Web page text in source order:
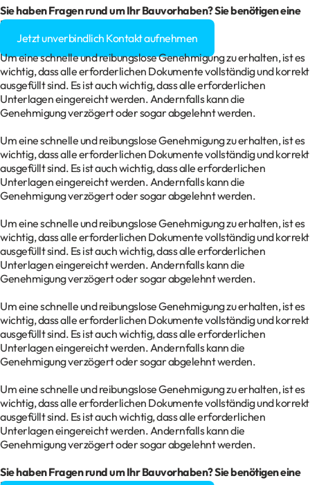
Sie haben Fragen rund um Ihr Bauvorhaben? Sie benötigen eine
Baugenehmigung?
Jetzt unverbindlich Kontakt aufnehmen
Um eine schnelle und reibungslose Genehmigung zu erhalten, ist es
wichtig, dass alle erforderlichen Dokumente vollständig und korrekt
ausgefüllt sind. Es ist auch wichtig, dass alle erforderlichen
Unterlagen eingereicht werden. Andernfalls kann die
Genehmigung verzögert oder sogar abgelehnt werden.
Um eine schnelle und reibungslose Genehmigung zu erhalten, ist es
wichtig, dass alle erforderlichen Dokumente vollständig und korrekt
ausgefüllt sind. Es ist auch wichtig, dass alle erforderlichen
Unterlagen eingereicht werden. Andernfalls kann die
Genehmigung verzögert oder sogar abgelehnt werden.
Um eine schnelle und reibungslose Genehmigung zu erhalten, ist es
wichtig, dass alle erforderlichen Dokumente vollständig und korrekt
ausgefüllt sind. Es ist auch wichtig, dass alle erforderlichen
Unterlagen eingereicht werden. Andernfalls kann die
Genehmigung verzögert oder sogar abgelehnt werden.
Um eine schnelle und reibungslose Genehmigung zu erhalten, ist es
wichtig, dass alle erforderlichen Dokumente vollständig und korrekt
ausgefüllt sind. Es ist auch wichtig, dass alle erforderlichen
Unterlagen eingereicht werden. Andernfalls kann die
Genehmigung verzögert oder sogar abgelehnt werden.
Um eine schnelle und reibungslose Genehmigung zu erhalten, ist es
wichtig, dass alle erforderlichen Dokumente vollständig und korrekt
ausgefüllt sind. Es ist auch wichtig, dass alle erforderlichen
Unterlagen eingereicht werden. Andernfalls kann die
Genehmigung verzögert oder sogar abgelehnt werden.
Sie haben Fragen rund um Ihr Bauvorhaben? Sie benötigen eine